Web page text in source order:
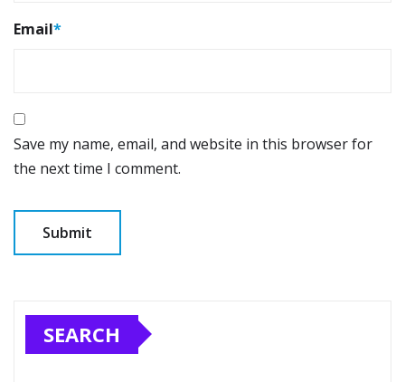
Email*
Save my name, email, and website in this browser for
the next time I comment.
SEARCH